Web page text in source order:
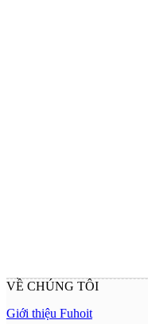
VỀ CHÚNG TÔI
Giới thiệu Fuhoit